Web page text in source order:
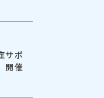
サポ
開催